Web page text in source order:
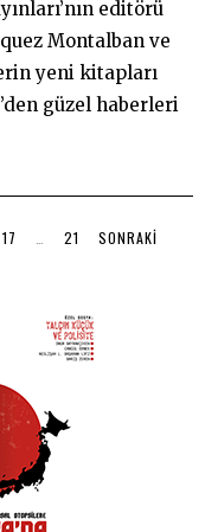
editörü
Montalban ve
yeni kitapları
güzel haberleri
17 21 SONRAKI